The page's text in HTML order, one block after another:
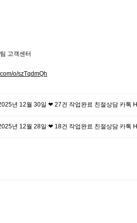
고객센터
o/szTqdmQh
년 12월 30일 ❤ 27건 작업완료 친절상담 카톡
년 12월 28일 ❤ 18건 작업완료 친절상담 카톡